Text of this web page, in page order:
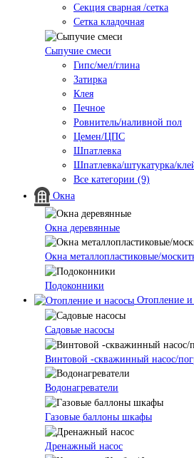
Секция сварная /сетка
Сетка кладочная
Сыпучие смеси
Гипс/мел/глина
Затирка
Клея
Печное
Ровнитель/наливной пол
Цемен/ЦПС
Шпатлевка
Шпатлевка/штукатурка/
Все категории (9)
Окна
Окна деревянные
Окна металлопластиковые/
Подоконники
Отопление и
Cадовые насосы
Винтовой -скважинный насос/
Водонагреватели
Газовые баллоны шкафы
Дренажный насос